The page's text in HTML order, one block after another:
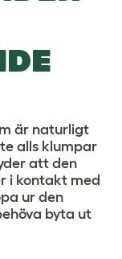
är naturligt
alls klumpar
att den
i kontakt med
ur den
byta ut